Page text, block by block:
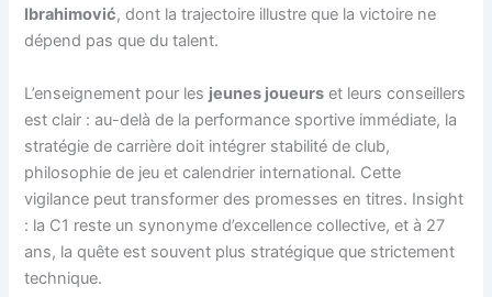
Ibrahimović, dont la trajectoire illustre que la victoire ne
dépend pas que du talent.
L’enseignement pour les jeunes joueurs et leurs conseillers
est clair : au-delà de la performance sportive immédiate, la
stratégie de carrière doit intégrer stabilité de club,
philosophie de jeu et calendrier international. Cette
vigilance peut transformer des promesses en titres. Insight
: la C1 reste un synonyme d’excellence collective, et à 27
ans, la quête est souvent plus stratégique que strictement
technique.